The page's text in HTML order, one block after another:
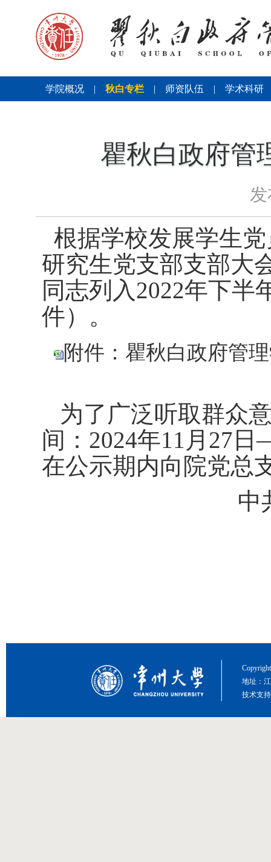
学院概况 | 秋白专栏 | 师资队伍 | 学术科研
瞿秋白政府管
发
根据学校发展学生
研究生党支部支部大
同志列入2022年下半
件）。
附件：瞿秋白政府管
为了广泛听取群众
间：2024年11月27
在公示期内向院党总
中
地址：
技术支